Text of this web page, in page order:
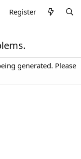
Register
generated. Please